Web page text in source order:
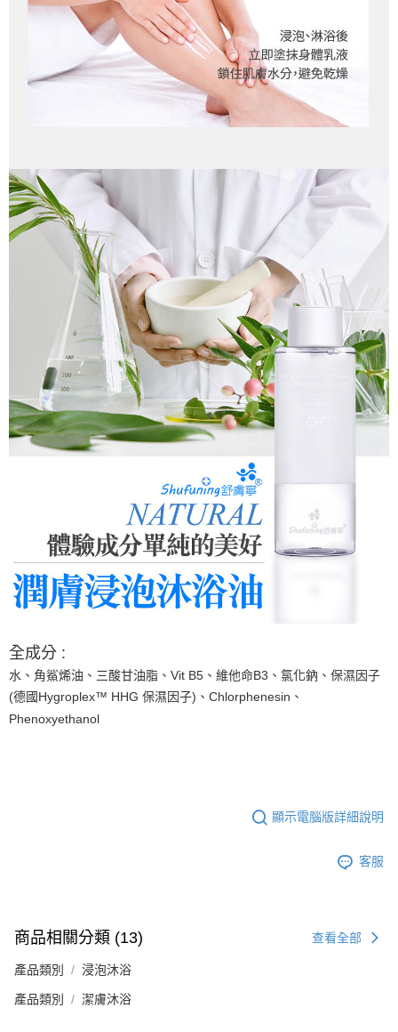
全成分 :
水、角鯊烯油、三酸甘油脂、Vit B5、維他命B3、氯化鈉、保濕因子
(德國Hygroplex™ HHG 保濕因子)、Chlorphenesin、
Phenoxyethanol
顯示電腦版詳細說明
客服
商品相關分類 (13) 查看全部
產品類別 浸泡沐浴
產品類別 潔膚沐浴